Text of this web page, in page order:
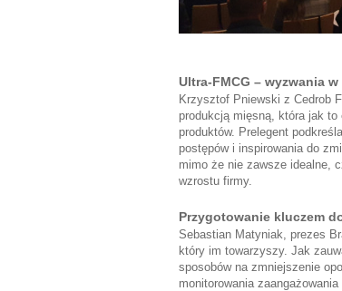
Ultra-FMCG – wyzwania
Krzysztof Pniewski z Cedrob
produkcją mięsną, która jak
produktów. Prelegent
postępów i inspirowania do
mimo że nie zawsze idealne,
wzrostu firmy.
Przygotowanie kluczem
Sebastian Matyniak, prezes
który im towarzyszy. Jak
sposobów na zmniejszenie
monitorowania